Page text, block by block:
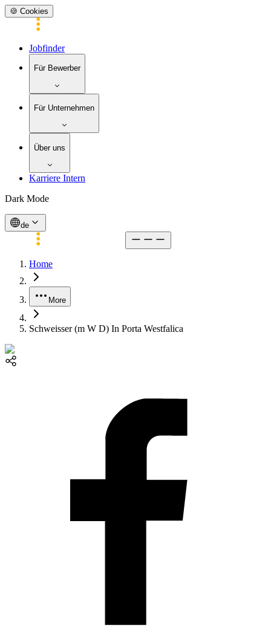
🍪 Cookies
Jobfinder
Für Bewerber
Für Unternehmen
Über uns
Karriere Intern
Dark Mode
de
Home
More
Schweisser (m W D) In Porta Westfalica